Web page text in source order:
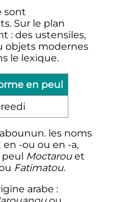
sont
Sur le plan
: des ustensiles,
objets modernes
le lexique.
en peul
les noms
-ou ou en -a,
Moctarouet
Fatimatou.
arabe :